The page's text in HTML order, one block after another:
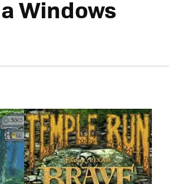
Windows